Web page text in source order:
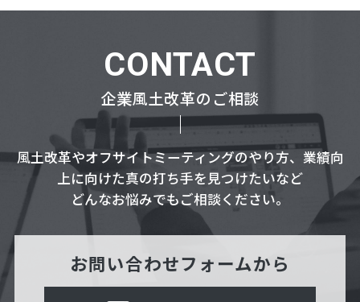
CONTACT
企業風土改革のご相談
風土改革やオフサイトミーティングのやり方、業績向
上に向けた真の打ち手を見つけたいなど
どんなお悩みでもご相談ください。
お問い合わせフォームから